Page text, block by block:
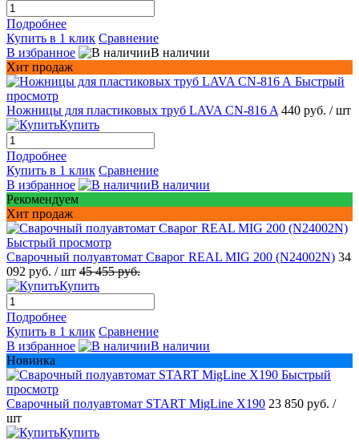
Подробнее
Купить в 1 клик Сравнение
В избранное
В наличии
Хит продаж
Быстрый
просмотр
Ножницы для пластиковых труб LAVA CN-816 A 440 руб. / шт
Купить
Подробнее
Купить в 1 клик Сравнение
В избранное
В наличии
Рекомендуем
Хит продаж
Быстрый просмотр
Сварочный полуавтомат Сварог REAL MIG 200 (N24002N) 34
092 руб. / шт 45 455 руб.
Купить
Подробнее
Купить в 1 клик Сравнение
В избранное
В наличии
Новинка
Быстрый
просмотр
Сварочный полуавтомат START MigLine X190 23 850 руб. /
шт
Купить